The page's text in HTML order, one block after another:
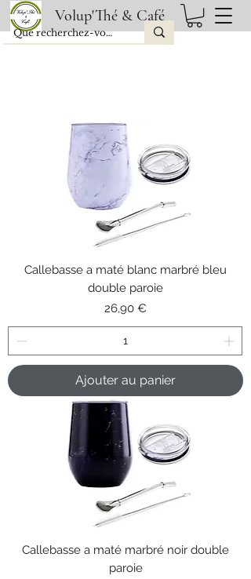
Volup'Thé & Café
Callebasse a maté blanc marbré bleu
double paroie
Prix
26,90 €
Ajouter au panier
Callebasse a maté marbré noir double
paroie